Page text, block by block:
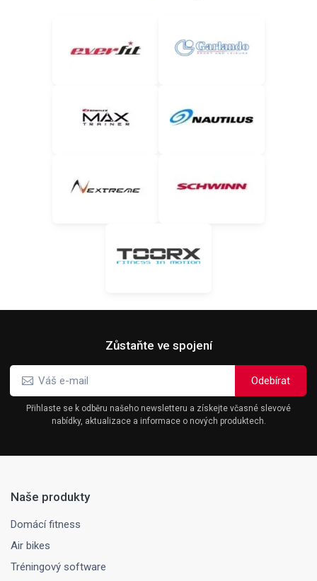
Zůstaňte ve spojení
Přihlaste se k odběru našeho newsletteru a získejte včasné slevové
nabídky, aktualizace a informace o nových produktech.
Naše produkty
Domácí fitness
Air bikes
Tréningový software